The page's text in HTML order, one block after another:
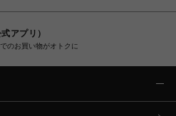
アプリ）
のお買い物がオトクに